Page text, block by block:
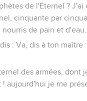
de l'Éternel ? J'ai
cinquante par
de pain et d'eau.
: Va, dis à ton maître
des armées, dont
! aujourd'hui je me